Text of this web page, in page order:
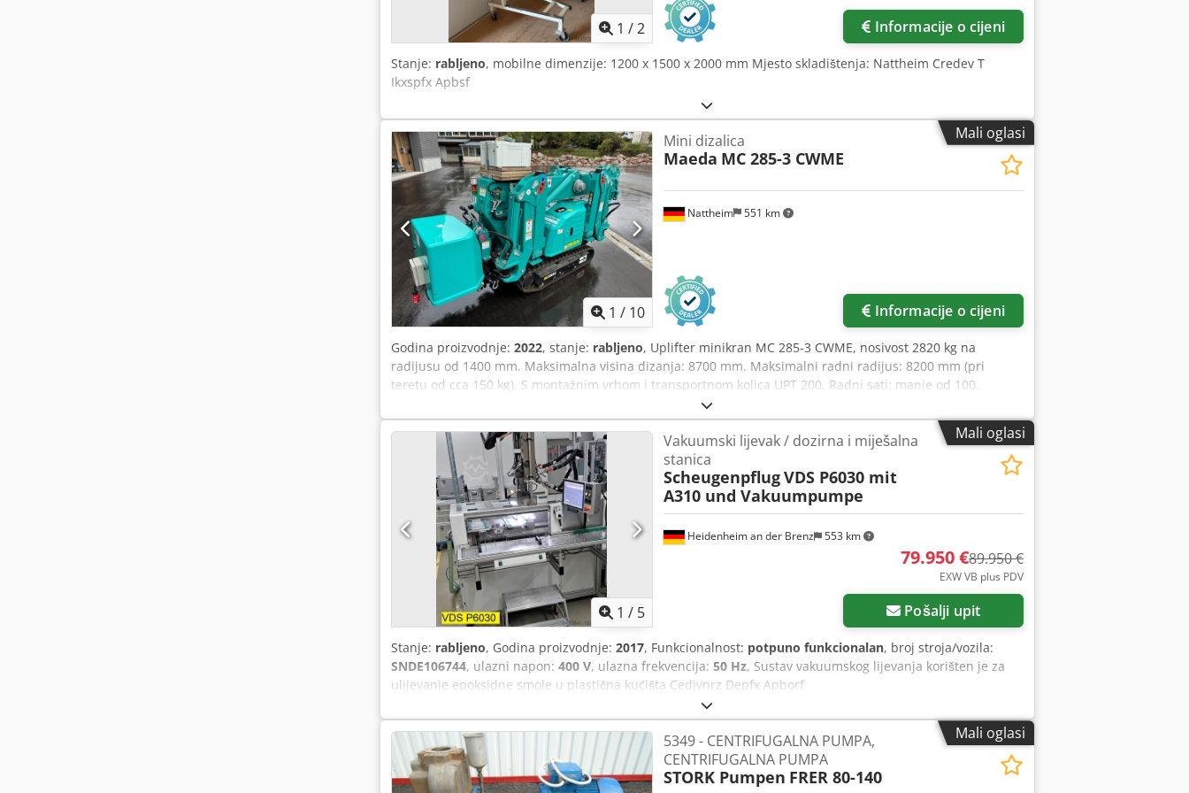
1 /2 Informacije o cijeni
Stanje: rabljeno, mobilne dimenzije: 1200 x 1500 x 2000 mm Mjesto skladištenja: Nattheim Credev T
Ikxspfx Apbsf
Mali oglasi
1 / 10
Nattheim 551 km
Mini dizalica
Maeda MC 285-3 CWME
Informacije o cijeni
Godina proizvodnje: 2022, stanje: rabljeno, Uplifter minikran MC 285-3 CWME, nosivost 2820 kg na
radijusu od 1400 mm. Maksimalna visina dizanja: 8700 mm. Maksimalni radni radijus: 8200 mm (pri
teretu od cca 150 kg). S montažnim vrhom i transportnom kolica UPT 200. Radni sati: manje od 100.
Mali oglasi
1 / 5
Heidenheim an der Brenz 553 km
Vakuumski lijevak / dozirna i miješalna
stanica
ScheugenpflugVDS P6030 mit
A310 und Vakuumpumpe
79.950 €89.950 €
EXW VB plus PDV
Pošalji upit
Stanje: rabljeno, Godina proizvodnje: 2017, Funkcionalnost: potpuno funkcionalan, broj stroja/vozila:
SNDE106744, ulazni napon: 400 V, ulazna frekvencija: 50 Hz, Sustav vakuumskog lijevanja korišten je za
ulijevanje epoksidne smole u plastična kućišta Cedjvnrz Depfx Apborf
Mali oglasi
5349 - CENTRIFUGALNA PUMPA,
CENTRIFUGALNA PUMPA
STORK Pumpen FRER 80-140